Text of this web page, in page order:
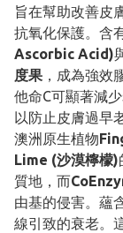
旨在幫助改善皮
抗氧化保護。含
Ascorbic Acid)
度果 ，成為強效
他命C可顯著減
以防止皮膚過早
澳洲原生植物
Lime (沙漠檸檬)
質地，而
由基的侵害。蘊
線引致的衰老。